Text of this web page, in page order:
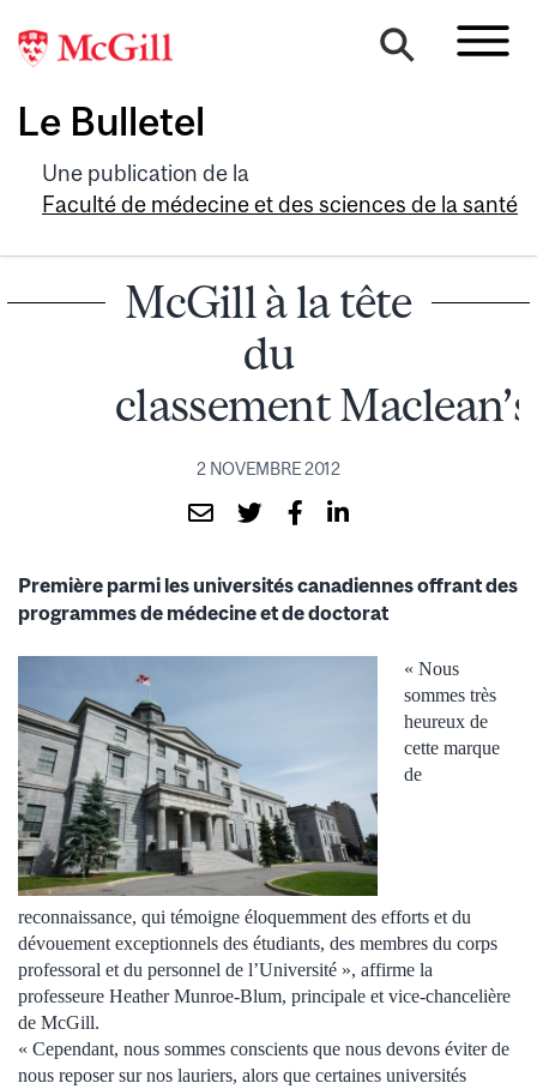
Le Bulletel
Une publication de la
Faculté de médecine et des sciences de la santé
McGill à la tête
du
classement Maclean’s
2 NOVEMBRE 2012
Première parmi les universités canadiennes offrant des
programmes de médecine et de doctorat
« Nous
sommes très
heureux de
cette marque
de
reconnaissance, qui témoigne éloquemment des efforts et du
dévouement exceptionnels des étudiants, des membres du corps
professoral et du personnel de l’Université », affirme la
professeure Heather Munroe-Blum, principale et vice-chancelière
de McGill.
« Cependant, nous sommes conscients que nous devons éviter de
nous reposer sur nos lauriers, alors que certaines universités